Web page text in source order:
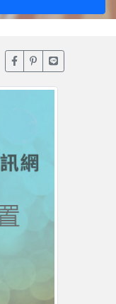
臉書分享(另開新視窗)
噗浪分享(另開新
Line分享(另